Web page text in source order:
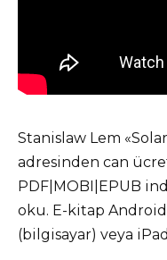
Stanislaw Lem
adresinden can
PDF|MOBI|EPUB
oku. E-kitap
(bilgisayar) veya